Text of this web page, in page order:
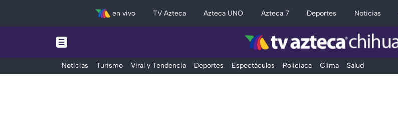
en vivo TV Azteca Azteca UNO Azteca 7 Deportes Noticias
Noticias Turismo Viral y Tendencia Deportes Espectáculos Policiaca Clima Salud